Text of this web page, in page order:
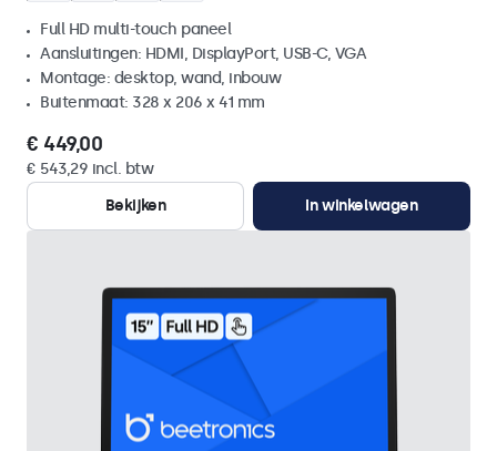
Full HD multi-touch paneel
Aansluitingen: HDMI, DisplayPort, USB-C, VGA
Montage: desktop, wand, inbouw
Buitenmaat: 328 x 206 x 41 mm
€ 449,00
€ 543,29 incl. btw
Bekijken
In winkelwagen